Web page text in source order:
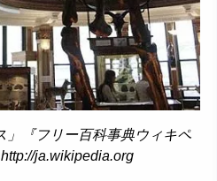
」『フリー百科事典ウィキペ
ja.wikipedia.org